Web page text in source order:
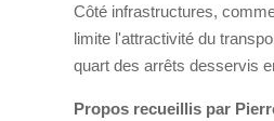
Côté infrastructures,
limite l'attractivité du
quart des arrêts desservis
Propos recueillis par